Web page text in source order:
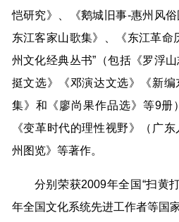
恺研究》、《鹅城旧事-惠州风俗
东江客家山歌集》、《东江革命
州文化经典丛书”（包括《罗浮
挺文选》《邓演达文选》《新
集》和《廖尚果作品选》等9册
《变革时代的理性视野》（广
州图览》等著作。
分别荣获2009年全国“扫黄
年全国文化系统先进工作者等国